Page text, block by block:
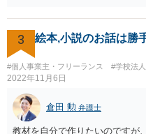
察が自宅に来て、パソコンの中
る可能性はゼロとは言えませ
とを望みます。 まあ警察もこ
回らないと思いますが。 それと
ていますが、学校名を特定する
合、その高校名を拡散する行為
学校法人の名誉を毀損したとし
できません。
3 絵本,小説のお話は勝
#個人事業主・フリーランス #学校法人
2022年11月6日
倉田 勲 弁護士
教材を自分で作りたいのですが